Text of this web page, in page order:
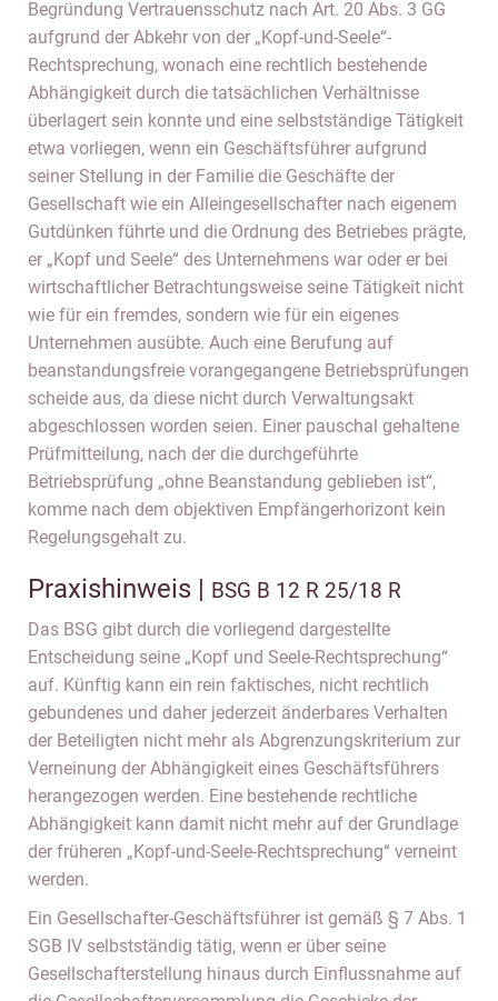
Begründung Vertrauensschutz nach Art. 20 Abs. 3 GG
aufgrund der Abkehr von der „Kopf-und-Seele“-
Rechtsprechung, wonach eine rechtlich bestehende
Abhängigkeit durch die tatsächlichen Verhältnisse
überlagert sein konnte und eine selbstständige Tätigkeit
etwa vorliegen, wenn ein Geschäftsführer aufgrund
seiner Stellung in der Familie die Geschäfte der
Gesellschaft wie ein Alleingesellschafter nach eigenem
Gutdünken führte und die Ordnung des Betriebes prägte,
er „Kopf und Seele“ des Unternehmens war oder er bei
wirtschaftlicher Betrachtungsweise seine Tätigkeit nicht
wie für ein fremdes, sondern wie für ein eigenes
Unternehmen ausübte. Auch eine Berufung auf
beanstandungsfreie vorangegangene Betriebsprüfungen
scheide aus, da diese nicht durch Verwaltungsakt
abgeschlossen worden seien. Einer pauschal gehaltene
Prüfmitteilung, nach der die durchgeführte
Betriebsprüfung „ohne Beanstandung geblieben ist“,
komme nach dem objektiven Empfängerhorizont kein
Regelungsgehalt zu.
Praxishinweis | BSG B 12 R 25/18 R
Das BSG gibt durch die vorliegend dargestellte
Entscheidung seine „Kopf und Seele-Rechtsprechung“
auf. Künftig kann ein rein faktisches, nicht rechtlich
gebundenes und daher jederzeit änderbares Verhalten
der Beteiligten nicht mehr als Abgrenzungskriterium zur
Verneinung der Abhängigkeit eines Geschäftsführers
herangezogen werden. Eine bestehende rechtliche
Abhängigkeit kann damit nicht mehr auf der Grundlage
der früheren „Kopf-und-Seele-Rechtsprechung“ verneint
werden.
Ein Gesellschafter-Geschäftsführer ist gemäß § 7 Abs. 1
SGB IV selbstständig tätig, wenn er über seine
Gesellschafterstellung hinaus durch Einflussnahme auf